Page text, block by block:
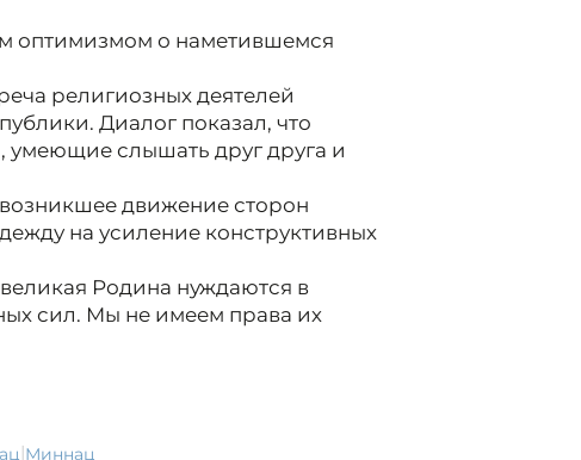
оптимизмом о наметившемся
религиозных деятелей
Диалог показал, что
слышать друг друга и
возникшее движение сторон
на усиление конструктивных
Родина нуждаются в
сил. Мы не имеем права их
| миннац